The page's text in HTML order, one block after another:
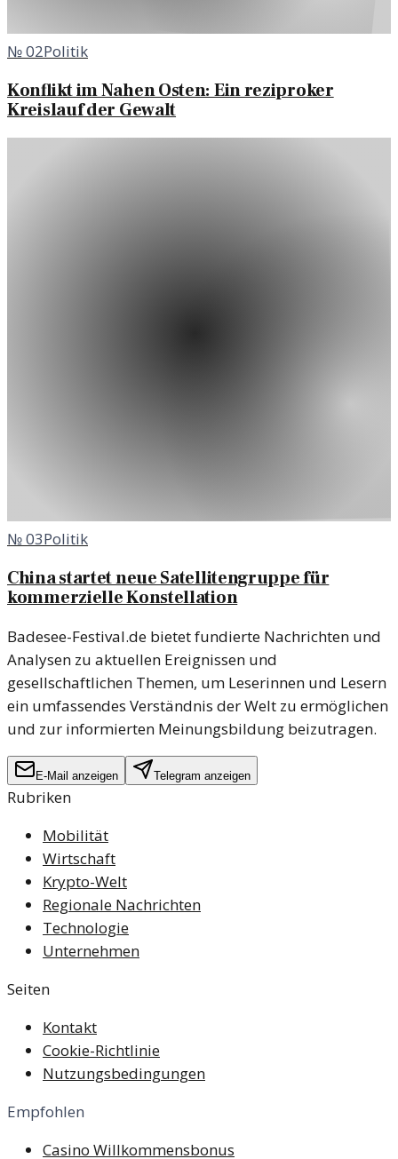
№02Politik
Konflikt im Nahen Osten: Ein reziproker
Kreislauf der Gewalt
№03Politik
China startet neue Satellitengruppe für
kommerzielle Konstellation
Badesee-Festival.de bietet fundierte Nachrichten und
Analysen zu aktuellen Ereignissen und
gesellschaftlichen Themen, um Leserinnen und Lesern
ein umfassendes Verständnis der Welt zu ermöglichen
und zur informierten Meinungsbildung beizutragen.
E-Mail anzeigen Telegram anzeigen
Rubriken
Mobilität
Wirtschaft
Krypto-Welt
Regionale Nachrichten
Technologie
Unternehmen
Seiten
Kontakt
Cookie-Richtlinie
Nutzungsbedingungen
Empfohlen
Casino Willkommensbonus